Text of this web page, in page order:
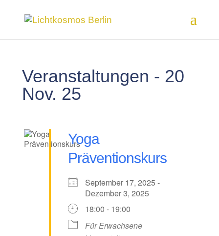
Veranstaltungen - 20
Nov. 25
Yoga
Präventionskurs
September 17, 2025 -
Dezember 3, 2025
18:00 - 19:00
Für Erwachsene